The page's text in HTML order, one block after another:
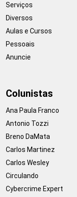
Serviços
Diversos
Aulas e Cursos
Pessoais
Anuncie
Colunistas
Ana Paula Franco
Antonio Tozzi
Breno DaMata
Carlos Martinez
Carlos Wesley
Circulando
Cybercrime Expert